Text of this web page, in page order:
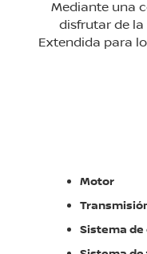
Mediante una
disfrutar de
Extendida para
Motor
Sistema